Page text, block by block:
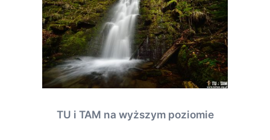
TU i TAM na wyższym poziomie